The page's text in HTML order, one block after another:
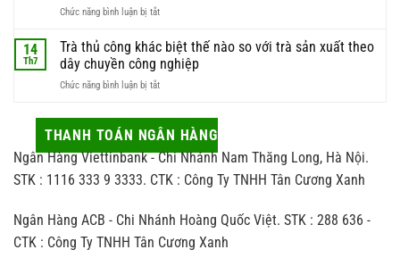
trà
đón
búp
chất
lượng
làm
biếu
sao
cho
vừa
vừa
hợp
người
nhận
Chức năng bình luận bị tắtở
trình
trà
và
tác
động
ai
để
hương
vị
14
Th7
Trà thủ công khác biệt thế nào so với trà sản xuất theo
dây chuyền công nghiệp
Chức năng bình luận bị tắtở
công
biệt
thế
với
trà
sản
THANH TOÁN NGÂN HÀNG
Ngân Hàng Viettinbank - Chi Nhánh Nam Thăng Long, Hà Nội.
STK : 1116 333 9 3333. CTK : Công Ty TNHH Tân Cương Xanh
Ngân Hàng ACB - Chi Nhánh Hoàng Quốc Việt. STK : 288 636 -
CTK : Công Ty TNHH Tân Cương Xanh